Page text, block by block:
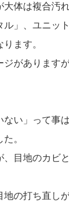
体は複合汚
」、ユニッ
ます。
があります
い」って事
。
目地のカビ
の打ち直し